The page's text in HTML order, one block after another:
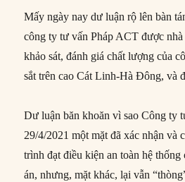
Mấy ngày nay dư luận rộ lên bàn
công ty tư vấn Pháp ACT được
khảo sát, đánh giá chất lượng của
sắt trên cao Cát Linh-Hà Đông, và
Dư luận băn khoăn vì sao Công ty
29/4/2021 một mặt đã xác nhận và
trình đạt điều kiện an toàn hệ
án, nhưng, mặt khác, lại vẫn